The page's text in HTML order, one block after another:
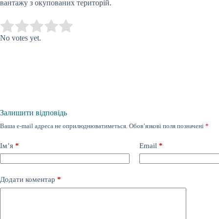
вантажу з окупованих територій.
Rate this item:
No votes yet.
Залишити відповідь
Ваша e-mail адреса не оприлюднюватиметься. Обов’язкові поля позначені *
Ім’я * Email *
Додати коментар *